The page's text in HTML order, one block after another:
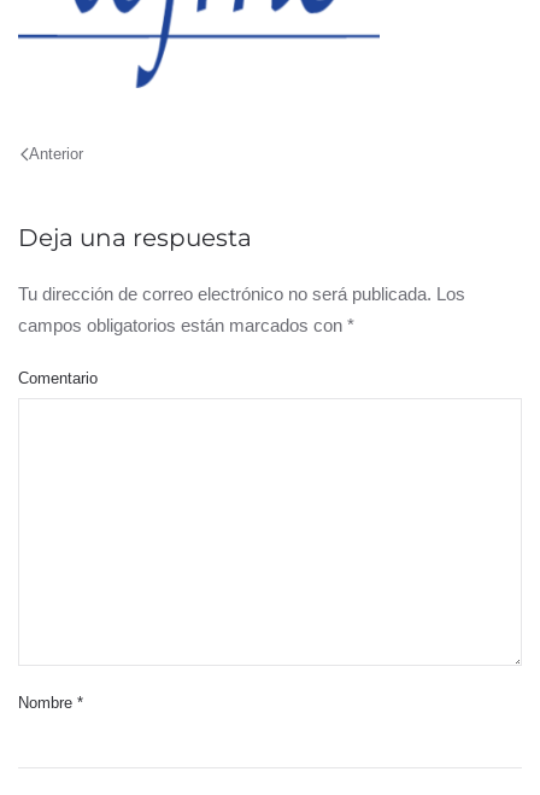
Anterior
Deja una respuesta
Tu dirección de correo electrónico no será publicada. Los
campos obligatorios están marcados con *
Comentario
Nombre *